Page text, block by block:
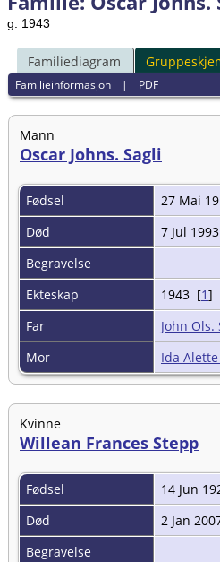
g. 1943
Familiediagram
Familieinformasjon | PDF
Mann
Oscar Johns. Sagli
Fødsel 27 Mai
Død
7 Jul 1993
Begravelse
Ekteskap
1943 [1]
Far
John Ols.
Mor
Ida
Kvinne
Willean Frances Stepp
Fødsel 14 Jun
Død
2 Jan
Begravelse